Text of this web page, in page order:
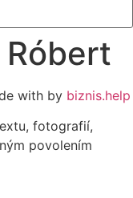
with by biznis.help
fotografií,
povolením